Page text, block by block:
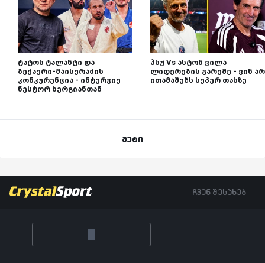
ტატოს ტალანტი და
ბექაური-მაისურაძის
კონკურენცია - ინტერვიუ
ნესტორ ხერგიანთან
პსჟ Vs ასტონ ვილა
ლიდერების გარეშე - ვინ არ
ითამაშებს სუპერ თასზე
მეტი
ჩვენ შესახებ